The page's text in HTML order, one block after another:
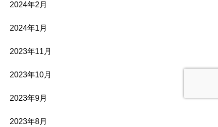
2024年2月
2024年1月
2023年11月
2023年10月
2023年9月
2023年8月